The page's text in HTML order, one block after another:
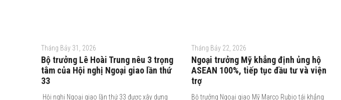
Tháng Bảy 31, 2026
Bộ trưởng Lê Hoài Trung nêu 3 trọng
tâm của Hội nghị Ngoại giao lần thứ
33
Hội nghị Ngoại giao lần thứ 33 được xây dựng
Tháng Bảy 22, 2026
Ngoại trưởng Mỹ khẳng định ủng hộ
ASEAN 100%, tiếp tục đầu tư và viện
trợ
Bộ trưởng Ngoại giao Mỹ Marco Rubio tái khẳng